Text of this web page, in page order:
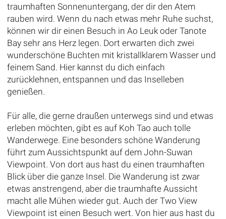
traumhaften Sonnenuntergang, der dir den Atem
rauben wird. Wenn du nach etwas mehr Ruhe suchst,
können wir dir einen Besuch in Ao Leuk oder Tanote
Bay sehr ans Herz legen. Dort erwarten dich zwei
wunderschöne Buchten mit kristallklarem Wasser und
feinem Sand. Hier kannst du dich einfach
zurücklehnen, entspannen und das Inselleben
genießen.
Für alle, die gerne draußen unterwegs sind und etwas
erleben möchten, gibt es auf Koh Tao auch tolle
Wanderwege. Eine besonders schöne Wanderung
führt zum Aussichtspunkt auf dem John-Suwan
Viewpoint. Von dort aus hast du einen traumhaften
Blick über die ganze Insel. Die Wanderung ist zwar
etwas anstrengend, aber die traumhafte Aussicht
macht alle Mühen wieder gut. Auch der Two View
Viewpoint ist einen Besuch wert. Von hier aus hast du